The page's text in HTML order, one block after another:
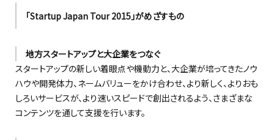
「Startup Japan Tour 2015」がめざすもの
地方スタートアップと大企業をつなぐ
スタートアップの新しい着眼点や機動力と、大企業が培ってきたノウ
ハウや開発体力、ネームバリューをかけ合わせ、より新しく、よりおも
しろいサービスが、より速いスピードで創出されるよう、さまざまな
コンテンツを通して支援を行います。